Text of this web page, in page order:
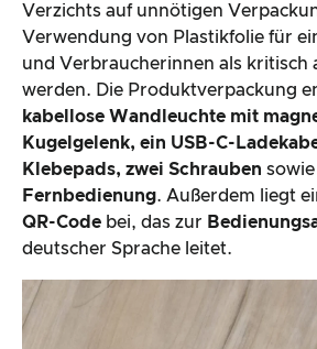
Verzichts auf unnötigen
Verwendung von Plastikfolie für
und Verbraucherinnen als kritisch
werden. Die Produktverpackung
kabellose Wandleuchte mit
Kugelgelenk, ein USB-C-
Klebepads, zwei Schrauben sowie
Fernbedienung. Außerdem liegt
QR-Code bei, das zur
deutscher Sprache leitet.